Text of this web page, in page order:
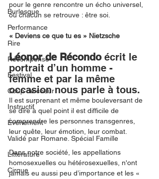
Burlesque
Performance
Rire
Récompense
Festival
Coup de coeur
Instructif
Événement
Validé par Romane. Spécial Famille
Littérature
Cirque
pour le genre rencontre un écho universel,
où chacun se retrouve : être soi.
« Deviens ce que tu es » Nietzsche
Léonor de Récondo écrit le
portrait d’un homme -
femme et par la même
occasion nous parle à tous.
Il est surprenant et même bouleversant de
se dire à quel point il est difficile de
comprendre les personnes transgenres,
leur quête, leur émotion, leur combat.
Dans notre société, les appellations
homosexuelles ou hétérosexuelles, n'ont
jamais eu aussi peu d’importance et les «